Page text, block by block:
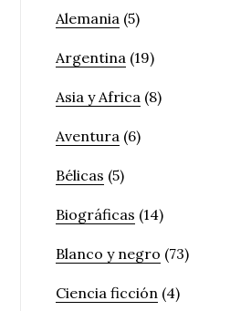
Alemania (5)
Argentina (19)
Asia y Africa (8)
Aventura (6)
Bélicas (5)
Biográficas (14)
Blanco y negro (73)
Ciencia ficción (4)